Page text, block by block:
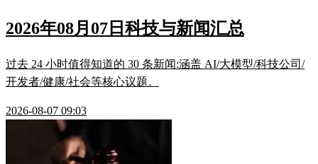
2026年08月07日科技与新闻汇总
过去 24 小时值得知道的 30 条新闻:涵盖 AI/大模型/科技公司/
开发者/健康/社会等核心议题。
2026-08-07 09:03